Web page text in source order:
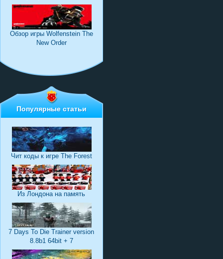
Обзор игры Wolfenstein The
New Order
Популярные статьи
Чит коды к игре The Forest
Из Лондона на память
7 Days To Die Trainer version
8.8b1 64bit + 7